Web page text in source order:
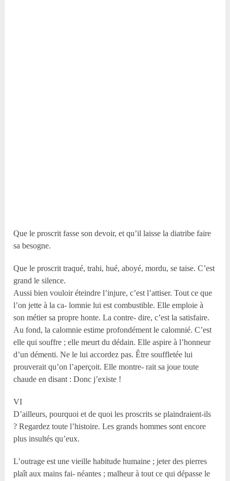
Que le proscrit fasse son devoir, et qu’il laisse la diatribe faire
sa besogne.
Que le proscrit traqué, trahi, hué, aboyé, mordu, se taise. C’est
grand le silence.
Aussi bien vouloir éteindre l’injure, c’est l’attiser. Tout ce que
l’on jette à la ca- lomnie lui est combustible. Elle emploie à
son métier sa propre honte. La contre- dire, c’est la satisfaire.
Au fond, la calomnie estime profondément le calomnié. C’est
elle qui souffre ; elle meurt du dédain. Elle aspire à l’honneur
d’un démenti. Ne le lui accordez pas. Être souffletée lui
prouverait qu’on l’aperçoit. Elle montre- rait sa joue toute
chaude en disant : Donc j’existe !
VI
D’ailleurs, pourquoi et de quoi les proscrits se plaindraient-ils
? Regardez toute l’histoire. Les grands hommes sont encore
plus insultés qu’eux.
L’outrage est une vieille habitude humaine ; jeter des pierres
plaît aux mains fai- néantes ; malheur à tout ce qui dépasse le